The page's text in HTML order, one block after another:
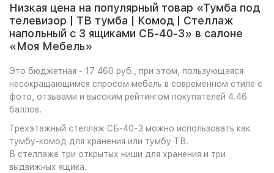
Низкая цена на популярный товар «Тумба под
телевизор | ТВ тумба | Комод | Стеллаж
напольный с 3 ящиками СБ-40-3» в салоне
«Моя Мебель»
Это бюджетная - 17 460 руб., при этом, пользующаяся
несокращающимся спросом мебель в современном стиле с
фото, отзывами и высоким рейтингом покупателей 4.46
баллов.
Трехэтажный стеллаж СБ-40-3 можно использовать как
тумбу-комод для хранения или тумбу ТВ.
В стеллаже три открытых ниши для хранения и три
выдвижных ящика.